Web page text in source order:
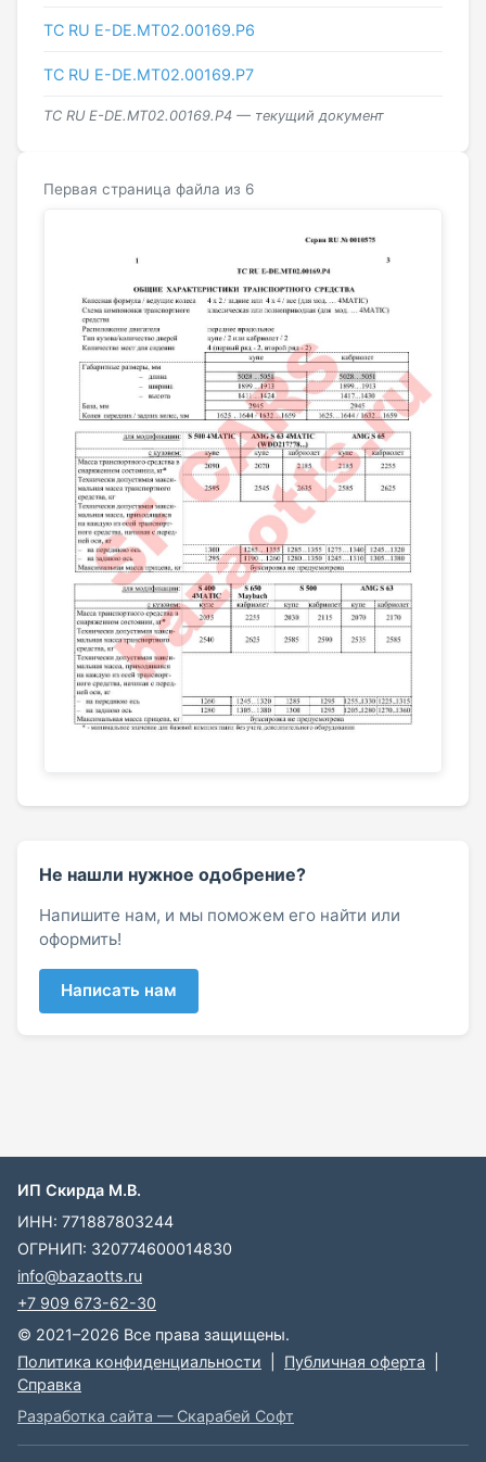
ТС RU Е-DE.МТ02.00169.Р6
ТС RU Е-DE.МТ02.00169.Р7
ТС RU Е-DE.МТ02.00169.Р4 — текущий документ
Первая страница файла из 6
Не нашли нужное одобрение?
Напишите нам, и мы поможем его найти или
оформить!
Написать нам
ИП Скирда М.В.
ИНН: 771887803244
ОГРНИП: 320774600014830
info@bazaotts.ru
+7 909 673-62-30
© 2021–2026 Все права защищены.
Политика конфиденциальности
Публичная оферта
Справка
Разработка сайта — Скарабей Софт